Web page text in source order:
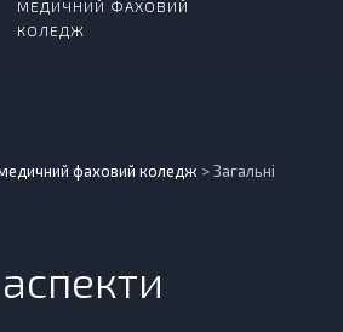
МЕДИЧНИЙ ФАХОВИЙ
КОЛЕДЖ
фаховий коледж >Загальні